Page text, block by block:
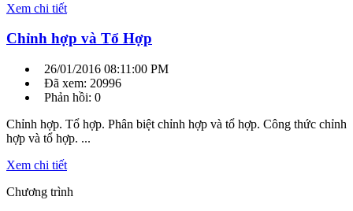
Xem chi tiết
Chỉnh hợp và Tổ Hợp
26/01/2016 08:11:00 PM
Đã xem: 20996
Phản hồi: 0
Chỉnh hợp. Tổ hợp. Phân biệt chỉnh hợp và tổ hợp. Công thức chỉnh
hợp và tổ hợp. ...
Xem chi tiết
Chương trình